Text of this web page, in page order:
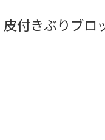
皮付きぶりブ